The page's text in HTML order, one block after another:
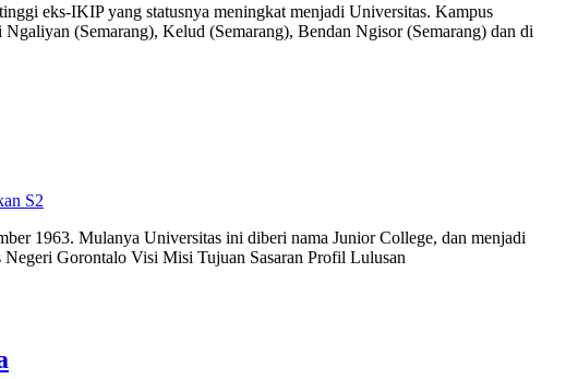
eks-IKIP yang statusnya meningkat menjadi Universitas. Kampus
(Semarang), Kelud (Semarang), Bendan Ngisor (Semarang) dan di
S2
1963. Mulanya Universitas ini diberi nama Junior College, dan menjadi
Gorontalo Visi Misi Tujuan Sasaran Profil Lulusan